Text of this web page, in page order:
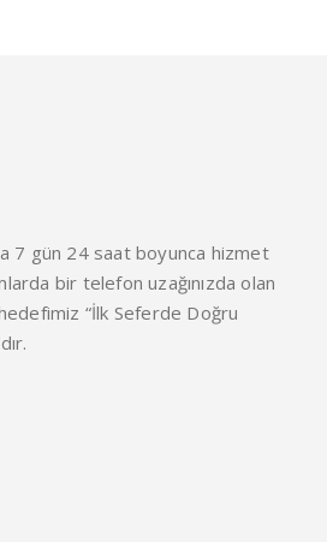
7 gün 24 saat boyunca hizmet
bir telefon uzağınızda olan
hedefimiz “İlk Seferde Doğru